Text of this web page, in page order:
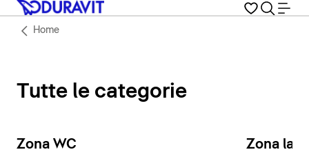
Home
Tutte le categorie
Zona WC Zona